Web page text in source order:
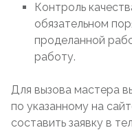
Контроль
обязательном
проделанной
работу.
Для вызова мастера
по указанному на
составить заявку в